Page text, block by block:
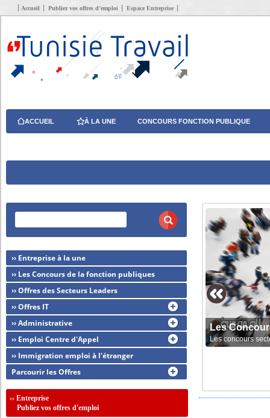
Accueil Publiez vos offres d’emploi Espace Entreprise
ACCUEIL À LA UNE CONCOURS FONCTION PUBLIQUE
Les
Les concours
›› Entreprise à la une
›› Les Concours de la fonction publiques
›› Offres des Secteurs Leaders
›› Offres IT
›› Administrative
›› Emploi Centre d'Appel
›› Immigration emploi à l'étranger
Parcourir les Offres
››Entreprise
Publiez vos offres d'emploi